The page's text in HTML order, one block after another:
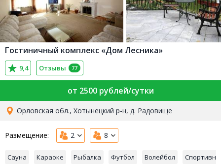
Гостиничный комплекс «Дом Лесника»
9,4 Отзывы 77
от 2500 рублей/сутки
Орловская обл., Хотынецкий р-н, д. Радовище
Размещение: 2 8
Сауна Караоке Рыбалка Футбол Волейбол